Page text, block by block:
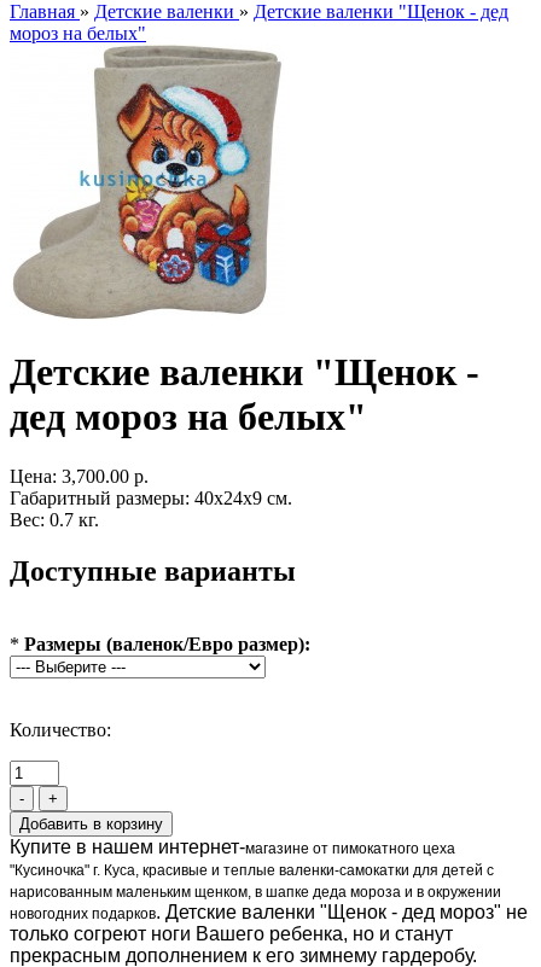
Главная » Детские валенки » Детские валенки "Щенок - дед
мороз на белых"
Детские валенки "Щенок -
дед мороз на белых"
Цена: 3,700.00 р.
Габаритный размеры: 40x24x9 см.
Вес: 0.7 кг.
Доступные варианты
* Размеры (валенок/Евро размер):
Количество:
- +
Купите в нашем интернет-магазине от пимокатного цеха
"Кусиночка" г. Куса, красивые и теплые валенки-самокатки для детей с
нарисованным маленьким щенком, в шапке деда мороза и в окружении
новогодних подарков. Детские валенки "Щенок - дед мороз" не
только согреют ноги Вашего ребенка, но и станут
прекрасным дополнением к его зимнему гардеробу.